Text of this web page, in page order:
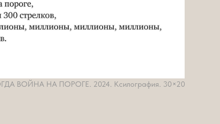
ВОЙНА НА ПОРОГЕ. 2024. Ксилография. 30×20